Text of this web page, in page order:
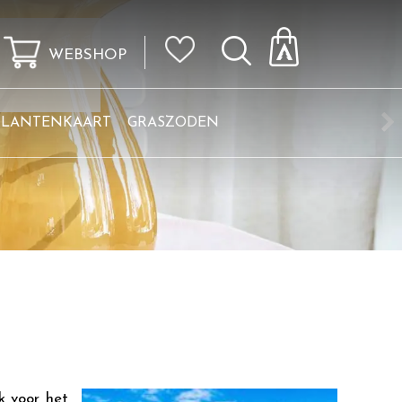
WEBSHOP
GRASZODEN
voor het